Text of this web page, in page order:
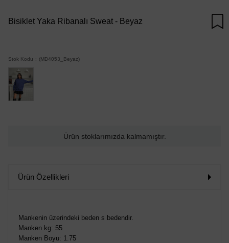
Bisiklet Yaka Ribanalı Sweat - Beyaz
Stok Kodu (MD4053_Beyaz)
Ürün stoklarımızda kalmamıştır.
Ürün Özellikleri
Mankenin üzerindeki beden s bedendir.
Manken kg: 55
Manken Boyu: 1.75